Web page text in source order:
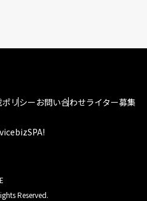
リシーお問い合わせライター募集
bizSPA!
Reserved.